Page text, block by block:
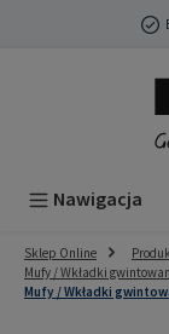
Przejdź do
Nawigacja
Sklep Online
Mufy / Wkładki
Mufy / Wkładki